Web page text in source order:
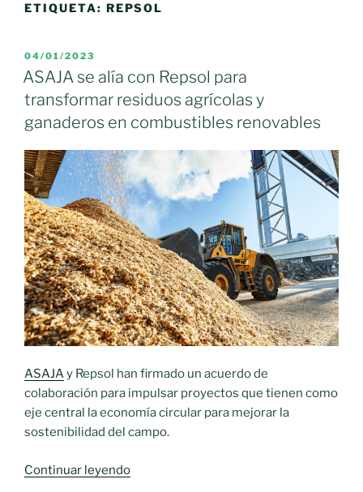
ETIQUETA: REPSOL
PUBLICADO
EL
04/01/2023
ASAJA se alía con Repsol para
transformar residuos agrícolas y
ganaderos en combustibles renovables
ASAJAy Repsol han firmado un acuerdo de
colaboración para impulsar proyectos que tienen como
eje central la economía circular para mejorar la
sostenibilidad del campo.
Continuar leyendo«ASAJA